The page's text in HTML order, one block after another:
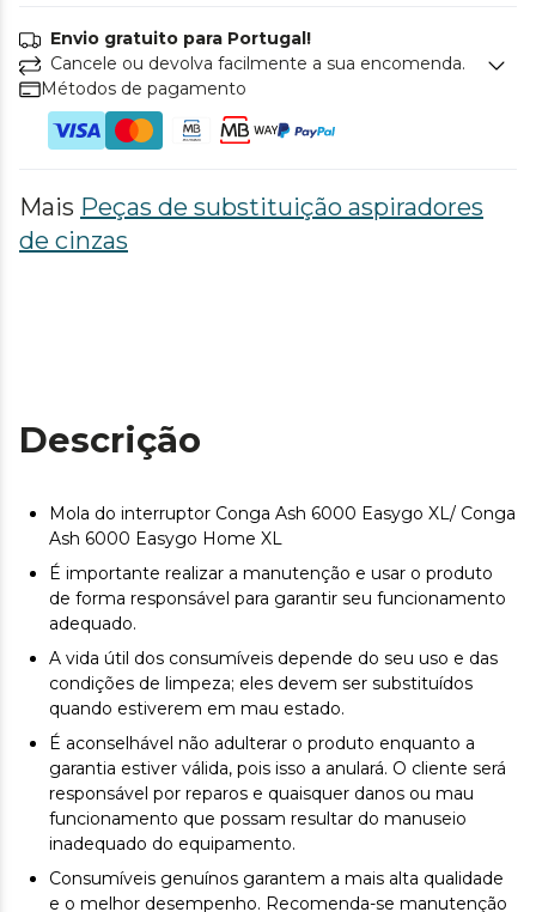
Envio gratuito para Portugal!
Cancele ou devolva facilmente a sua encomenda.
Métodos de pagamento
Mais Peças de substituição aspiradores
de cinzas
Descrição
Mola do interruptor Conga Ash 6000 Easygo XL/ Conga
Ash 6000 Easygo Home XL
É importante realizar a manutenção e usar o produto
de forma responsável para garantir seu funcionamento
adequado.
A vida útil dos consumíveis depende do seu uso e das
condições de limpeza; eles devem ser substituídos
quando estiverem em mau estado.
É aconselhável não adulterar o produto enquanto a
garantia estiver válida, pois isso a anulará. O cliente será
responsável por reparos e quaisquer danos ou mau
funcionamento que possam resultar do manuseio
inadequado do equipamento.
Consumíveis genuínos garantem a mais alta qualidade
e o melhor desempenho. Recomenda-se manutenção